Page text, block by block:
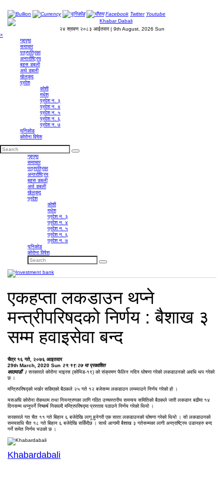
Bullion Currency युनिकोड मौसम Facebook Twitter Youtube
२४ श्रावण २०८३ आईतवार | 9th August, 2026 Sun
×
गृहपृष्‍ठ
समाचार
पत्रपत्रिका
अन्तर्राष्ट्रिय
बहस डबली
अर्थ डबली
खेलकुद
प्रदेश
कोशी
मधेश
प्रदेश न. ३
प्रदेश न. ४
प्रदेश न. ५
प्रदेश न. ६
प्रदेश न. ७
युनिकोड
कोरोना विषेश
गृहपृष्‍ठ
समाचार
पत्रपत्रिका
अन्तर्राष्ट्रिय
बहस डबली
अर्थ डबली
खेलकुद
प्रदेश
कोशी
मधेश
प्रदेश न. ३
प्रदेश न. ४
प्रदेश न. ५
प्रदेश न. ६
प्रदेश न. ७
युनिकोड
कोरोना विषेश
एकहप्ता लकडाउन थप्ने
मन्त्रीपरिषदको निर्णय : बैशाख ३
सम्म हवाइसेवा बन्द
चैत्र १६ गते, २०७६ आइतवार
29th March, 2020 Sun २१:१९:२७ मा प्रकाशित
काठमाडौं । सरकारले कोरोना भाइरस (कोभिड-१९) को संक्रमण फैलिन नदिन घोषणा गरेको लकडाउनको अवधि थप गरेको
छ ।
मन्त्रिपरिषद्को भर्खर सकिएको बैठकले २५ गते १२ बजेसम्म लकडाउन लम्ब्याउने निर्णय गरेको हो ।
यसअघि कोरोना रोकथाम तथा नियन्त्रणका लागि गठित उच्चस्तरीय समन्वय समितिको बैठकले जारी लकडान बढीमा १४
दिनसम्म थप्नुपर्ने निष्कर्ष निकाल्दै मन्त्रिपरिषद्मा प्रस्ताव पठाउने निर्णय गरेको थियो ।
सरकारले गत चैत ११ गते बिहान ६ बजेदेखि लागू हुनेगरी एक साता लकडाउनको घोषणा गरेको थियो । सो लकडाउनको
समयावधि चैत १८ गते बिहान ६ बजेदेखि सकिँदैछ । साथै आगामी बैशाख ३ गतेसम्मका लागी अन्त्राष्ट्रिय उडानहरु बन्द
गर्ने समेत निर्णय भउको छ ।
Khabardabali